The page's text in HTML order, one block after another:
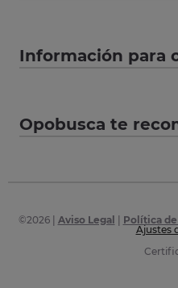
Información para
Opobusca te
©2026| Aviso Legal Política
Ajustes